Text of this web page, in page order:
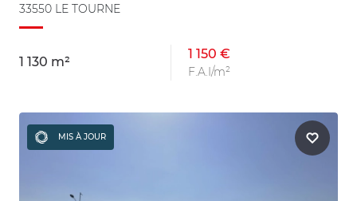
33550 LE TOURNE
1 130 m²
1 150 €
F.A.I/m²
MIS À JOUR